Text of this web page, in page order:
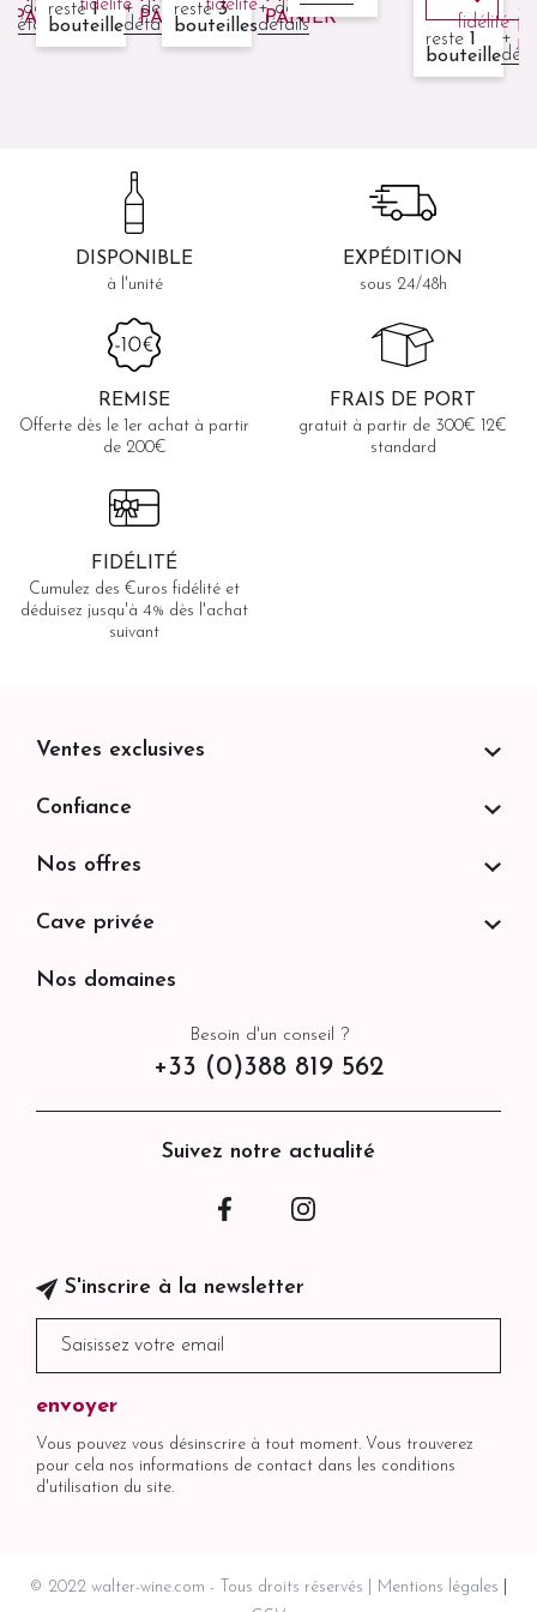
PANIER
+ de
détails
fidélité
PANIER
reste1
bouteille
+ de
détails
fidélité
PANIER
reste3
bouteilles
+ de
détails
fidélité
À
reste 1
bouteille
+ de
DISPONIBLE
à l'unité
EXPÉDITION
sous 24/48h
REMISE
Offerte dès le 1er achat à partir
de 200€
FRAIS DE PORT
gratuit à partir de 300€ 12€
standard
FIDÉLITÉ
Cumulez des €uros fidélité et
déduisez jusqu'à 4% dès l'achat
suivant
Besoin d'un conseil ?
+33 (0)388 819 562
Suivez notre actualité
Facebook
S'inscrire à la newsletter
Vous pouvez vous désinscrire à tout moment. Vous trouverez
pour cela nos informations de contact dans les conditions
d'utilisation du site.
Ventes exclusives
Confiance
Nos offres
Cave privée
Nos domaines
© 2022 walter-wine.com - Tous droits réservés
Mentions légales